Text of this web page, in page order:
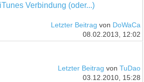
Verbindung (oder...)
Letzter Beitrag von DoWaCa
08.02.2013, 12:02
Letzter Beitrag von TuDao
03.12.2010, 15:28